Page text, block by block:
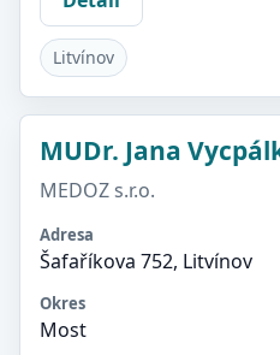
Litvínov
MUDr. Jana
MEDOZ s.r.o.
Adresa
Šafaříkova 752, Litvínov
Okres
Most